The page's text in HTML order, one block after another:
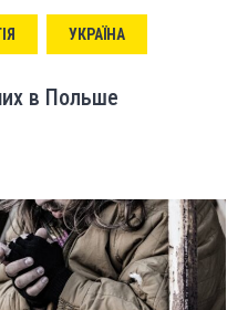
УКРАЇНА
в Польше